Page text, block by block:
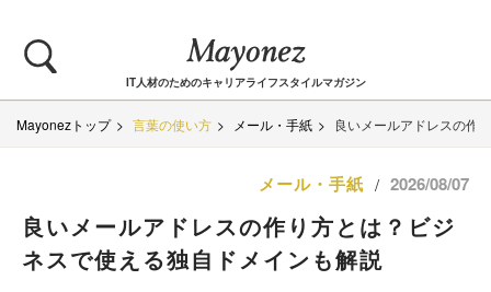
IT人材のためのキャリアライフスタイルマガジン
Mayonezトップ 言葉の使い方 メール・手紙 良いメールアドレスの作
メール・手紙 / 2026/08/07
良いメールアドレスの作り方とは？ビジ
ネスで使える独自ドメインも解説